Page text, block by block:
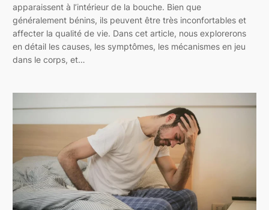
apparaissent à l’intérieur de la bouche. Bien que
généralement bénins, ils peuvent être très inconfortables et
affecter la qualité de vie. Dans cet article, nous explorerons
en détail les causes, les symptômes, les mécanismes en jeu
dans le corps, et…